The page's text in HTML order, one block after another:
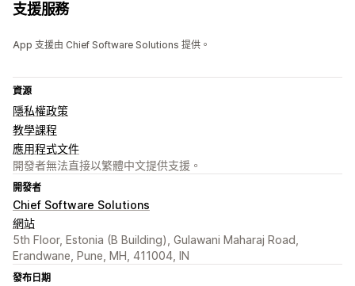
支援服務
App 支援由 Chief Software Solutions 提供。
資源
隱私權政策
教學課程
應用程式文件
開發者無法直接以繁體中文提供支援。
開發者
Chief Software Solutions
網站
5th Floor, Estonia (B Building), Gulawani Maharaj Road,
Erandwane, Pune, MH, 411004, IN
發布日期